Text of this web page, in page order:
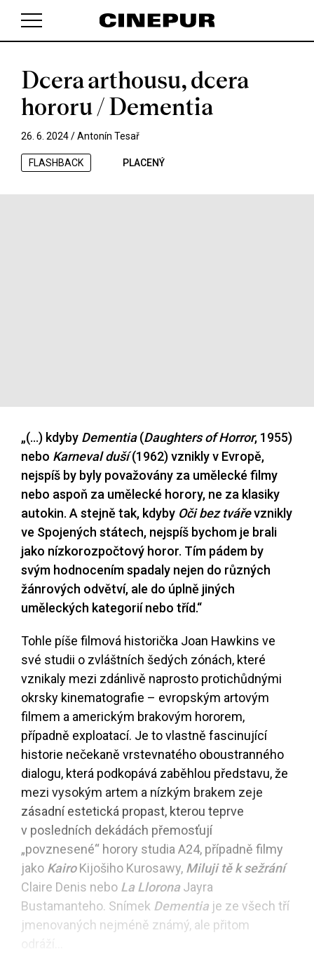
V košíku zatím nemáte žádné položky.
Dcera arthousu, dcera
hororu / Dementia
26. 6. 2024 /Antonín Tesař
FLASHBACK PLACENÝ
„(…) kdyby Dementia(Daughters of Horror, 1955)
nebo Karneval duší(1962) vznikly v Evropě,
nejspíš by byly považovány za umělecké filmy
nebo aspoň za umělecké horory, ne za klasiky
autokin. A stejně tak, kdyby Oči bez tvářevznikly
ve Spojených státech, nejspíš bychom je brali
jako nízkorozpočtový horor. Tím pádem by
svým hodnocením spadaly nejen do různých
žánrových odvětví, ale do úplně jiných
uměleckých kategorií nebo tříd.“
Tohle píše filmová historička Joan Hawkins ve
své studii o zvláštních šedých zónách, které
vznikaly mezi zdánlivě naprosto protichůdnými
okrsky kinematografie – evropským artovým
filmem a americkým brakovým hororem,
případně exploatací. Je to vlastně fascinující
historie nečekaně vrstevnatého oboustranného
dialogu, která podkopává zaběhlou představu, že
mezi vysokým artem a nízkým brakem zeje
zásadní estetická propast, kterou teprve
v posledních dekádách přemosťují
„povznesené“ horory studia A24, případně filmy
jako Kairo Kijošiho Kurosawy, Miluji tě k sežrání
Claire Denis nebo La Llorona Jayra
Bustamanteho. Snímek Dementia je ze všech tří
jmenovaných nejméně známý, ale přitom